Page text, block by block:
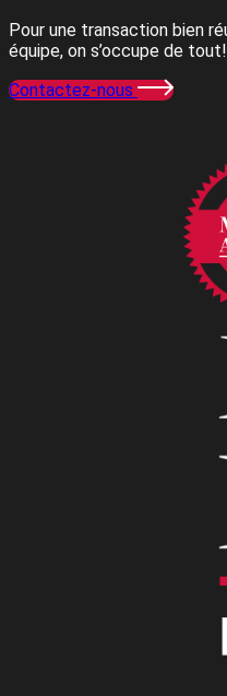
Pour une transaction bien
équipe, on s’occupe de tout!
Contactez-nous